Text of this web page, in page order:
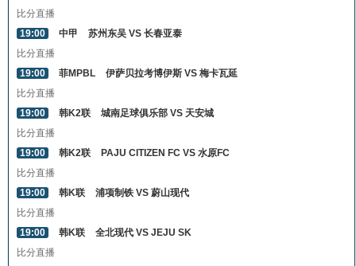
比分直播
19:00
中甲
苏州东吴 VS 长春亚泰
比分直播
19:00
菲MPBL
伊萨贝拉考博伊斯 VS 梅卡瓦延
比分直播
19:00
韩K2联
城南足球俱乐部 VS 天安城
比分直播
19:00
韩K2联
PAJU CITIZEN FC VS 水原FC
比分直播
19:00
韩K联
浦项制铁 VS 蔚山现代
比分直播
19:00
韩K联
全北现代 VS JEJU SK
比分直播